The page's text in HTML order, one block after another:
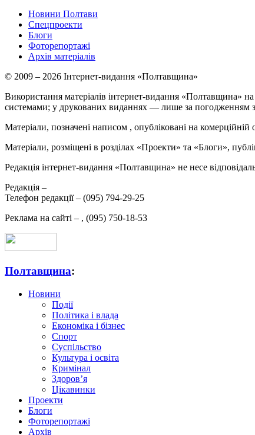
Новини Полтави
Спецпроекти
Блоги
Фоторепортажі
Архів матеріалів
© 2009 – 2026 Інтернет-видання «Полтавщина»
Використання матеріалів інтернет-видання «Полтавщина»
системами; у друкованих виданнях — лише за погодженням
Матеріали, позначені написом , опубліковані на комерційній
Матеріали, розміщені в розділах «Проекти» та «Блоги»,
Редакція інтернет-видання «Полтавщина» не несе
Редакція –
Телефон редакції – (095) 794-29-25
Реклама на сайті – , (095) 750-18-53
Полтавщина:
Новини
Події
Політика і влада
Економіка і бізнес
Спорт
Суспільство
Культура і освіта
Кримінал
Здоров’я
Цікавинки
Проекти
Блоги
Фоторепортажі
Архів